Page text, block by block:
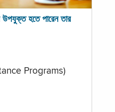
হতে পারেন তার
Programs)